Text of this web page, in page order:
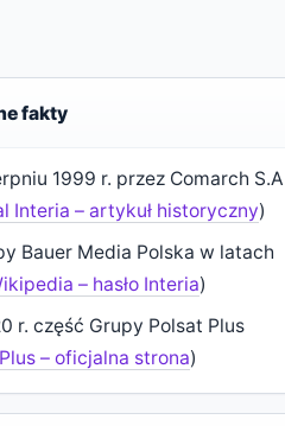
fakty
1999 r. przez Comarch
Interia – artykuł historyczny)
Bauer Media Polska w latach
– hasło Interia)
r. część Grupy Polsat Plus
– oficjalna strona)